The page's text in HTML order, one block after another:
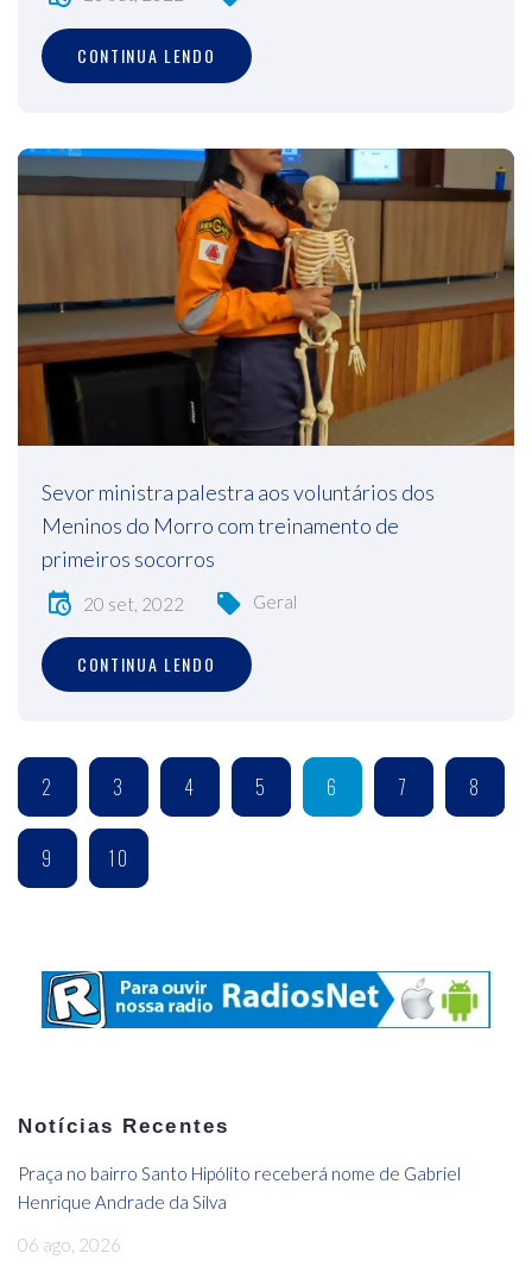
CONTINUA LENDO
Sevor ministra palestra aos voluntários dos
Meninos do Morro com treinamento de
primeiros socorros
20 set, 2022 Geral
CONTINUA LENDO
2 3 4 5 6 7 8
9 10
Notícias Recentes
Praça no bairro Santo Hipólito receberá nome de Gabriel
Henrique Andrade da Silva
06 ago, 2026